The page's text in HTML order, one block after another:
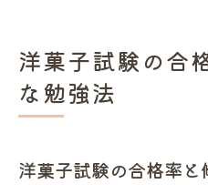
め方
洋菓子の合格率ア
学習術
洋菓子試験の合
な勉強法
洋菓子試験の合格率